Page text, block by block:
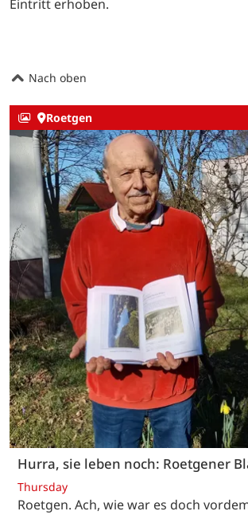
Eintritt erhoben.
Nach oben
Roetgen
Hurra, sie leben noch: Roetgener
Thursday
Roetgen. Ach, wie war es doch